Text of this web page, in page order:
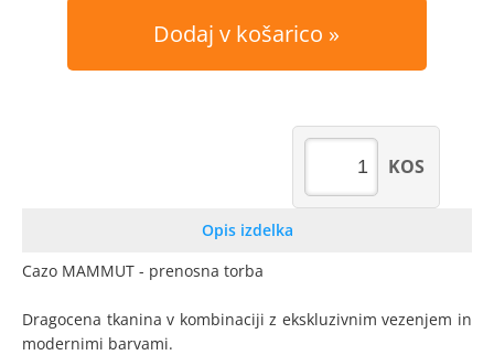
Dodaj v košarico
KOS
Opis izdelka
Cazo MAMMUT - prenosna torba
Dragocena tkanina v kombinaciji z ekskluzivnim vezenjem in
modernimi barvami.